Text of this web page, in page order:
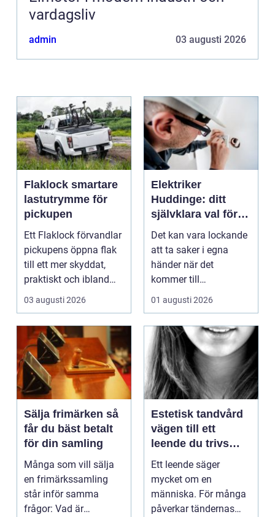
vardagsliv
admin 03 augusti 2026
Flaklock smartare
lastutrymme för
pickupen
Ett Flaklock förvandlar
pickupens öppna flak
till ett mer skyddat,
praktiskt och ibland
också mer br...
03 augusti 2026
Elektriker
Huddinge: ditt
självklara val för
säker elinstallation
Det kan vara lockande
att ta saker i egna
händer när det
kommer till
hemförbättr...
01 augusti 2026
Sälja frimärken så
får du bäst betalt
för din samling
Många som vill sälja
en frimärkssamling
står inför samma
frågor: Vad är
Estetisk tandvård
vägen till ett
leende du trivs
med
Ett leende säger
mycket om en
människa. För många
påverkar tändernas